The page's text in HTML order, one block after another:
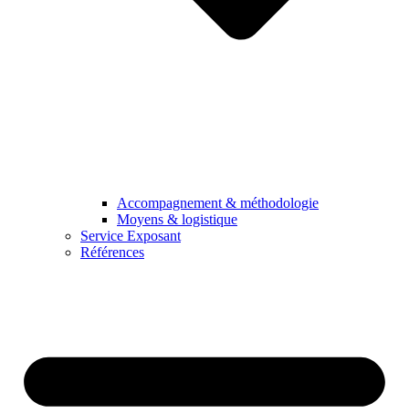
Accompagnement & méthodologie
Moyens & logistique
Service Exposant
Références